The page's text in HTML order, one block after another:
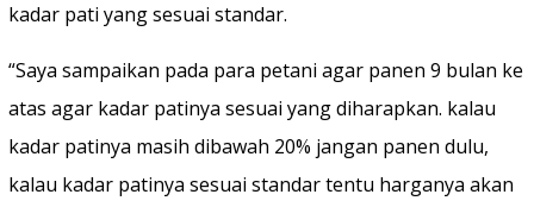
kadar pati yang sesuai standar.
“Saya sampaikan pada para petani agar panen 9 bulan ke
atas agar kadar patinya sesuai yang diharapkan. kalau
kadar patinya masih dibawah 20% jangan panen dulu,
kalau kadar patinya sesuai standar tentu harganya akan